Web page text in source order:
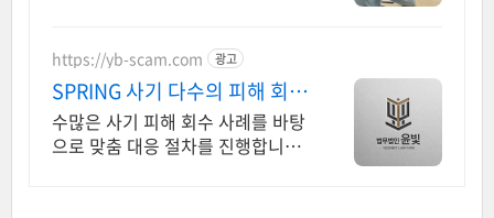
https://yb-scam.com 광고
SPRING 사기 다수의 피해 회복
사례 보유
수많은 사기 피해 회수 사례를 바탕
으로 맞춤 대응 절차를 진행합니다